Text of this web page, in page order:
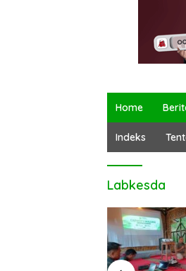
Home
Indeks
Labkesda